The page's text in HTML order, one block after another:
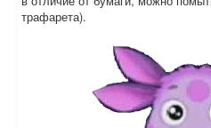
трафарета).